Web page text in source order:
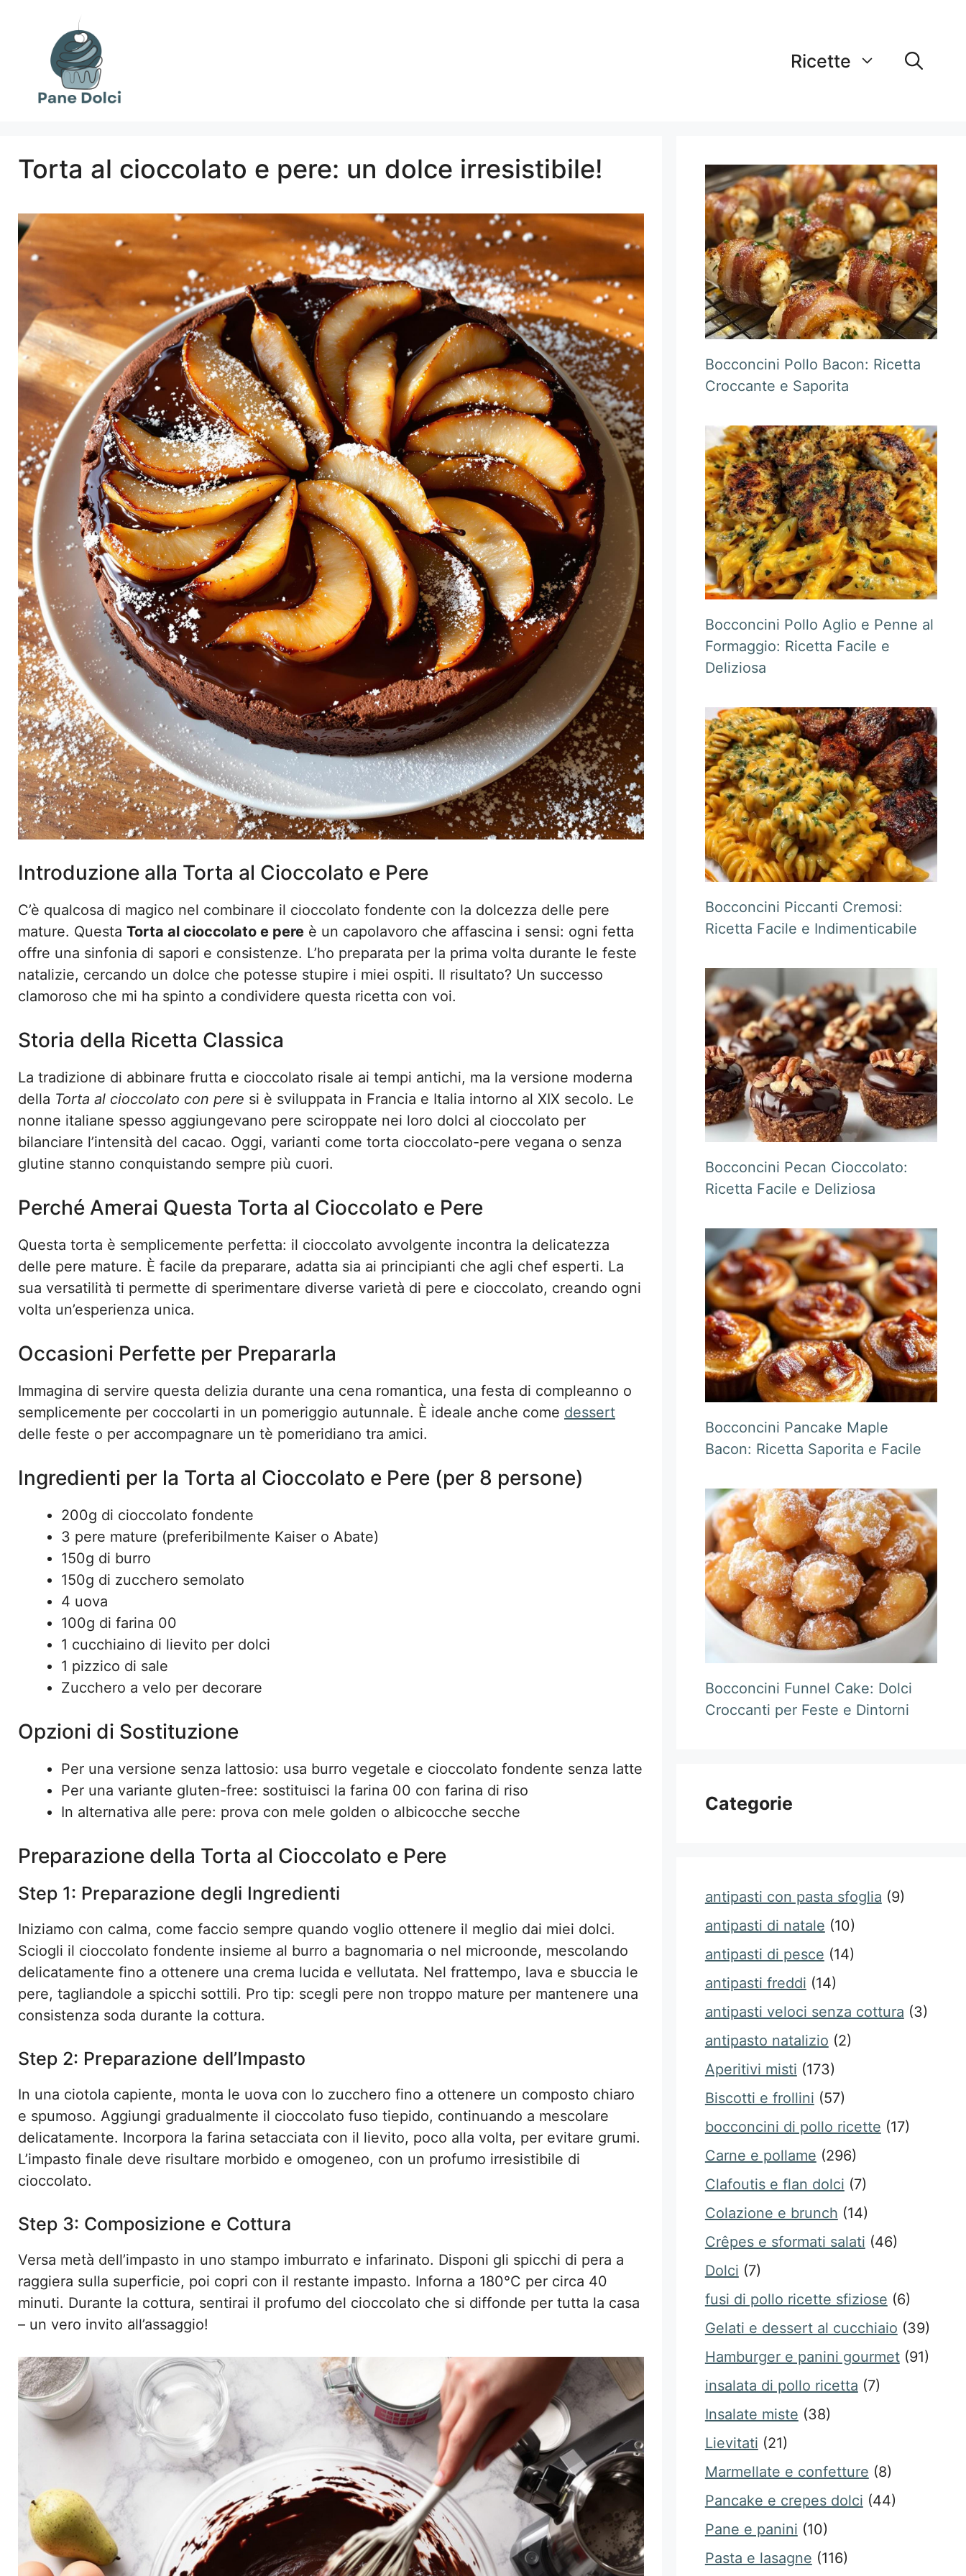
contenuto
Ricette
Torta al cioccolato e pere: un dolce irresistibile!
Introduzione alla Torta al Cioccolato e Pere
C’è qualcosa di magico nel combinare il cioccolato fondente con la dolcezza delle pere
mature. Questa Torta al cioccolato e pere è un capolavoro che affascina i sensi: ogni fetta
offre una sinfonia di sapori e consistenze. L’ho preparata per la prima volta durante le feste
natalizie, cercando un dolce che potesse stupire i miei ospiti. Il risultato? Un successo
clamoroso che mi ha spinto a condividere questa ricetta con voi.
Storia della Ricetta Classica
La tradizione di abbinare frutta e cioccolato risale ai tempi antichi, ma la versione moderna
della Torta al cioccolato con pere si è sviluppata in Francia e Italia intorno al XIX secolo. Le
nonne italiane spesso aggiungevano pere sciroppate nei loro dolci al cioccolato per
bilanciare l’intensità del cacao. Oggi, varianti come torta cioccolato-pere vegana o senza
glutine stanno conquistando sempre più cuori.
Perché Amerai Questa Torta al Cioccolato e Pere
Questa torta è semplicemente perfetta: il cioccolato avvolgente incontra la delicatezza
delle pere mature. È facile da preparare, adatta sia ai principianti che agli chef esperti. La
sua versatilità ti permette di sperimentare diverse varietà di pere e cioccolato, creando ogni
volta un’esperienza unica.
Occasioni Perfette per Prepararla
Immagina di servire questa delizia durante una cena romantica, una festa di compleanno o
semplicemente per coccolarti in un pomeriggio autunnale. È ideale anche come dessert
delle feste o per accompagnare un tè pomeridiano tra amici.
Ingredienti per la Torta al Cioccolato e Pere (per 8 persone)
200g di cioccolato fondente
3 pere mature (preferibilmente Kaiser o Abate)
150g di burro
150g di zucchero semolato
4 uova
100g di farina 00
1 cucchiaino di lievito per dolci
1 pizzico di sale
Zucchero a velo per decorare
Opzioni di Sostituzione
Per una versione senza lattosio: usa burro vegetale e cioccolato fondente senza latte
Per una variante gluten-free: sostituisci la farina 00 con farina di riso
In alternativa alle pere: prova con mele golden o albicocche secche
Preparazione della Torta al Cioccolato e Pere
Step 1: Preparazione degli Ingredienti
Iniziamo con calma, come faccio sempre quando voglio ottenere il meglio dai miei dolci.
Sciogli il cioccolato fondente insieme al burro a bagnomaria o nel microonde, mescolando
delicatamente fino a ottenere una crema lucida e vellutata. Nel frattempo, lava e sbuccia le
pere, tagliandole a spicchi sottili. Pro tip: scegli pere non troppo mature per mantenere una
consistenza soda durante la cottura.
Step 2: Preparazione dell’Impasto
In una ciotola capiente, monta le uova con lo zucchero fino a ottenere un composto chiaro
e spumoso. Aggiungi gradualmente il cioccolato fuso tiepido, continuando a mescolare
delicatamente. Incorpora la farina setacciata con il lievito, poco alla volta, per evitare grumi.
L’impasto finale deve risultare morbido e omogeneo, con un profumo irresistibile di
cioccolato.
Step 3: Composizione e Cottura
Versa metà dell’impasto in uno stampo imburrato e infarinato. Disponi gli spicchi di pera a
raggiera sulla superficie, poi copri con il restante impasto. Inforna a 180°C per circa 40
minuti. Durante la cottura, sentirai il profumo del cioccolato che si diffonde per tutta la casa
– un vero invito all’assaggio!
Bocconcini Pollo Bacon: Ricetta
Croccante e Saporita
Bocconcini Pollo Aglio e Penne al
Formaggio: Ricetta Facile e
Deliziosa
Bocconcini Piccanti Cremosi:
Ricetta Facile e Indimenticabile
Bocconcini Pecan Cioccolato:
Ricetta Facile e Deliziosa
Bocconcini Pancake Maple
Bacon: Ricetta Saporita e Facile
Bocconcini Funnel Cake: Dolci
Croccanti per Feste e Dintorni
Categorie
antipasti con pasta sfoglia (9)
antipasti di natale (10)
antipasti di pesce (14)
antipasti freddi (14)
antipasti veloci senza cottura (3)
antipasto natalizio (2)
Aperitivi misti (173)
Biscotti e frollini (57)
bocconcini di pollo ricette (17)
Carne e pollame (296)
Clafoutis e flan dolci (7)
Colazione e brunch (14)
Crêpes e sformati salati (46)
Dolci (7)
fusi di pollo ricette sfiziose (6)
Gelati e dessert al cucchiaio (39)
Hamburger e panini gourmet(91)
insalata di pollo ricetta (7)
Insalate miste (38)
Lievitati (21)
Marmellate e confetture (8)
Pancake e crepes dolci (44)
Pane e panini (10)
Pasta e lasagne (116)